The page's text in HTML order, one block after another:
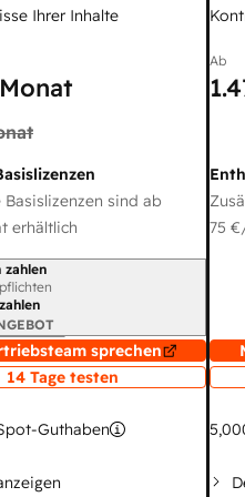
Ihrer Inhalte
Basislizenzen sind ab
erhältlich
zahlen
sprechen
14 Tage testen
Guthaben
Ab
75 €